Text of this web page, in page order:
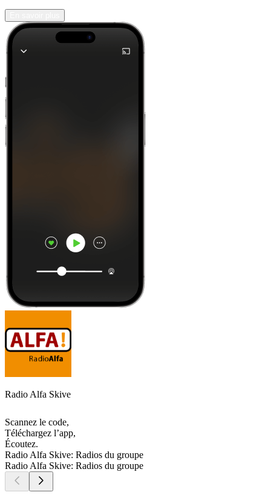
Radio Alfa Skive
Scannez le code,
Téléchargez l’app,
Écoutez.
Radio Alfa Skive: Radios du groupe
Radio Alfa Skive: Radios du groupe